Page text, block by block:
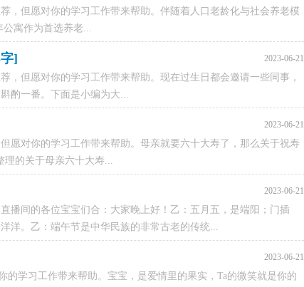
，但愿对你的学习工作带来帮助。伴随着人口老龄化与社会养老模
寓作为首选养老...
] 2023-06-21
，但愿对你的学习工作带来帮助。现在过生日都会邀请一些同事，
酌一番。下面是小编为大...
2023-06-21
愿对你的学习工作带来帮助。母亲就要六十大寿了，那么关于祝寿
理的关于母亲六十大寿...
2023-06-21
播间的各位宝宝们合：大家晚上好！乙：五月五，是端阳；门插
洋。乙：端午节是中华民族的非常古老的传统...
2023-06-21
学习工作带来帮助。宝宝，是爱情里的果实，Ta的微笑就是你的